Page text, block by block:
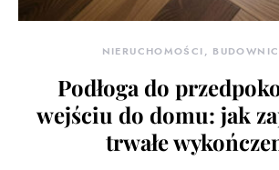
NIERUCHOMOŚCI,
Podłoga do
wejściu do domu: jak
trwałe